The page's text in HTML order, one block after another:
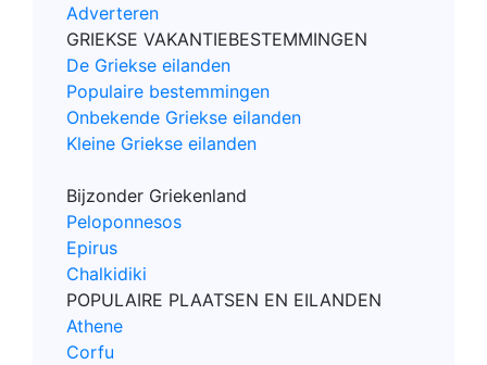
Adverteren
GRIEKSE VAKANTIEBESTEMMINGEN
De Griekse eilanden
Populaire bestemmingen
Onbekende Griekse eilanden
Kleine Griekse eilanden
Bijzonder Griekenland
Peloponnesos
Epirus
Chalkidiki
POPULAIRE PLAATSEN EN EILANDEN
Athene
Corfu